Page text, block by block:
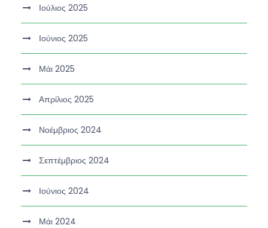
Ιούλιος 2025
Ιούνιος 2025
Μάι 2025
Απρίλιος 2025
Νοέμβριος 2024
Σεπτέμβριος 2024
Ιούνιος 2024
Μάι 2024